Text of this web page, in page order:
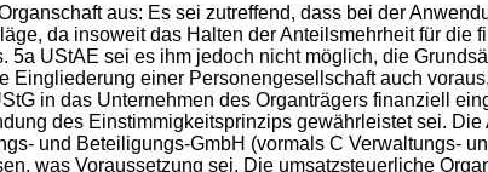
aus: Es sei zutreffend, dass bei der
da insoweit das Halten der Anteilsmehrheit für
5a UStAE sei es ihm jedoch nicht möglich, die
Eingliederung einer Personengesellschaft auch
in das Unternehmen des Organträgers finanziell
des Einstimmigkeitsprinzips gewährleistet sei.
und Beteiligungs-GmbH (vormals C Verwaltungs-
was Voraussetzung sei. Die umsatzsteuerliche